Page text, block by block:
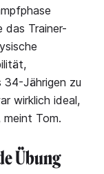
das Trainer-
34-Jährigen zu
wirklich ideal,
meint Tom.
Übung